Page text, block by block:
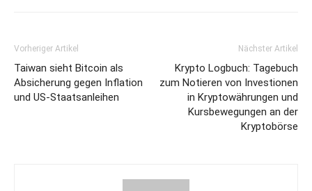
Vorheriger Artikel
Taiwan sieht Bitcoin als
Absicherung gegen Inflation
und US-Staatsanleihen
Nächster Artikel
Krypto Logbuch: Tagebuch
zum Notieren von Investionen
in Kryptowährungen und
Kursbewegungen an der
Kryptobörse